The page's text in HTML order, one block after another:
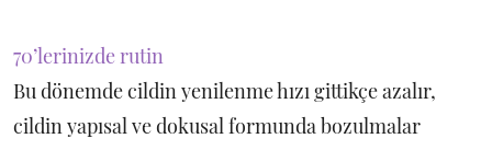
70’lerinizde rutin
Bu dönemde cildin yenilenme hızı gittikçe azalır,
cildin yapısal ve dokusal formunda bozulmalar